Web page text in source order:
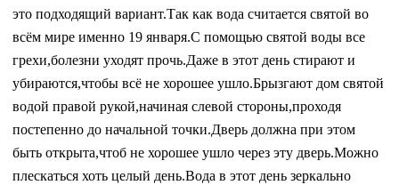
это подходящий вариант.Так как вода считается святой во
всём мире именно 19 января.С помощью святой воды все
грехи,болезни уходят прочь.Даже в этот день стирают и
убираются,чтобы всё не хорошее ушло.Брызгают дом святой
водой правой рукой,начиная слевой стороны,проходя
постепенно до начальной точки.Дверь должна при этом
быть открыта,чтоб не хорошее ушло через эту дверь.Можно
плескаться хоть целый день.Вода в этот день зеркально